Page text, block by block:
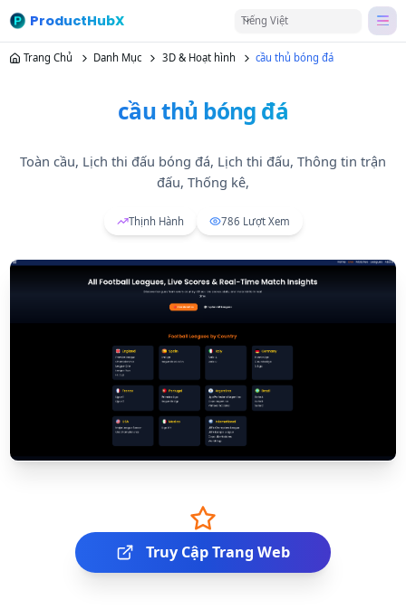
ProductHubX Tiếng Việt
Trang Chủ Danh Mục 3D & Hoạt hình cầu thủ bóng đá
cầu thủ bóng đá
Toàn cầu, Lịch thi đấu bóng đá, Lịch thi đấu, Thông tin trận
đấu, Thống kê,
Thịnh Hành 786 Lượt Xem
Truy Cập Trang Web